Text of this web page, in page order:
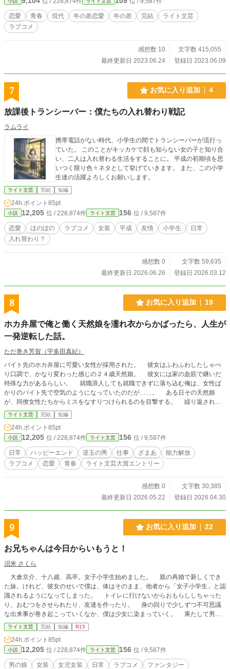
恋愛 青春 現代 年の差恋愛 年の差 完結
ライト文芸
ラブコメ
感想数 10
文字数 415,055
最終更新日 2023.06.24
登録日 2023.06.09
7 お気に入り追加 4
放課後トランシーバー：僕たちの入れ替わり戦記
ラムライ
携帯電話がない時代、小学生の間でトランシーバーが流行っ
ていた。 このことがキッカケで顔も知らない女の子と知り合
い、二人は入れ替わる生活をすることに。 平成の初期頃を思
いつく限り色々ネタとして挙げていきます。 また、この小学
生達の活躍よろしくお願いします。
ライト文芸 完結 短編
24h.ポイント 85pt
小説 12,205 位 / 228,874件 ライト文芸 156 位 / 9,587件
恋愛 ほのぼの ラブコメ 女装 平成 友情 小学生
日常
入れ替わり？
感想数 0
文字数 59,635
最終更新日 2026.06.26
登録日 2026.03.12
8 お気に入り追加 19
ホカ弁屋で俺と働く天然娘を濡れ衣からかばったら、人生が
一発逆転した話。
ただ巻き芳賀（宇多田真紀）
バイト先のホカ弁屋に可愛い女性が採用された。 彼女はふわふわしたしゃべ
り口調で、かなり変わった感じの２４歳天然娘。 彼女には家の血筋で継いだ
特殊な力があるらしい。 就職浪人しても就職できずに落ち込む俺は、女性ば
かりのバイト先で空気のようになっていたのだが……。 ある日その天然娘
が、同僚女性たちからミスをなすりつけられるのを目撃する。 繰り返される
彼女への仕打ちに我慢の限界を超えた俺は、同僚女性たちの前で彼女をかばった
のだ。 彼女の味方をした俺は、就職先も決まっていないのに、店長や同僚女
ライト文芸 完結 短編
24h.ポイント 85pt
小説 12,205 位 / 228,874件 ライト文芸 156 位 / 9,587件
日常 ハッピーエンド 逆玉の輿 仕事 ざまあ
能力解放
ラブコメ
恋愛 青春 ライト文芸大賞エントリー
感想数 0
文字数 30,385
最終更新日 2026.05.22
登録日 2026.04.30
9 お気に入り追加 22
お兄ちゃんは今日からいもうと！
沼米 さくら
大倉京介、十八歳、高卒。女子小学生始めました。 親の再婚で新しくでき
た妹。けれど、彼女のせいで僕は、体はそのまま、他者から「女子小学生」と認
識されるようになってしまった。 トイレに行けないからおもらししちゃった
り、おむつをさせられたり、友達を作ったり。 身の回りで少しずつ不可思議
な出来事が巻き起こっていくなか、僕は少女に染まっていく。 果たして男に
戻る日はやってくるのだろうか。 強制女児女装万歳。 毎週木曜と日曜更新
です。
ライト文芸 完結 短編 R15
24h.ポイント 85pt
小説 12,205 位 / 228,874件 ライト文芸 156 位 / 9,587件
男の娘 女装 女児女装 日常 ラブコメ
ファンタジー